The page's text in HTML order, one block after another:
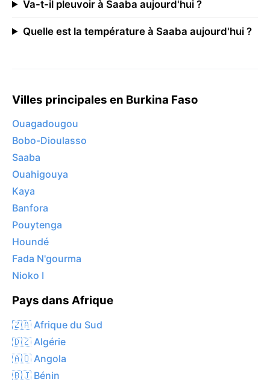
Va-t-il pleuvoir à Saaba aujourd'hui ?
Quelle est la température à Saaba aujourd'hui ?
Villes principales en Burkina Faso
Ouagadougou
Bobo-Dioulasso
Saaba
Ouahigouya
Kaya
Banfora
Pouytenga
Houndé
Fada N'gourma
Nioko I
Pays dans Afrique
🇿🇦 Afrique du Sud
🇩🇿 Algérie
🇦🇴 Angola
🇧🇯 Bénin